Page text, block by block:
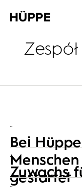
Bei
gestartet
…
Zuwachs
…
…